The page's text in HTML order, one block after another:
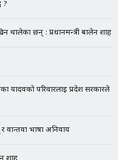
|
थालेका छन् : प्रधानमन्त्री बालेन शाह
यादवको परिवारलाई प्रदेश सरकारले
वान्तवा भाषा अनिवार्य
शाह